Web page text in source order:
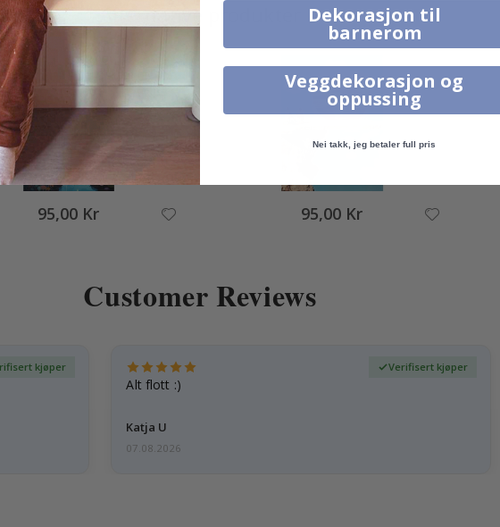
Alternative produkter
95,00 Kr 95,00 Kr
Customer Reviews
kjøper
Alt flott :)
Katja U
Verifisert kjøper
07.08.2026
Dekorasjon til
barnerom
Veggdekorasjon og
oppussing
Nei takk, jeg betaler full pris